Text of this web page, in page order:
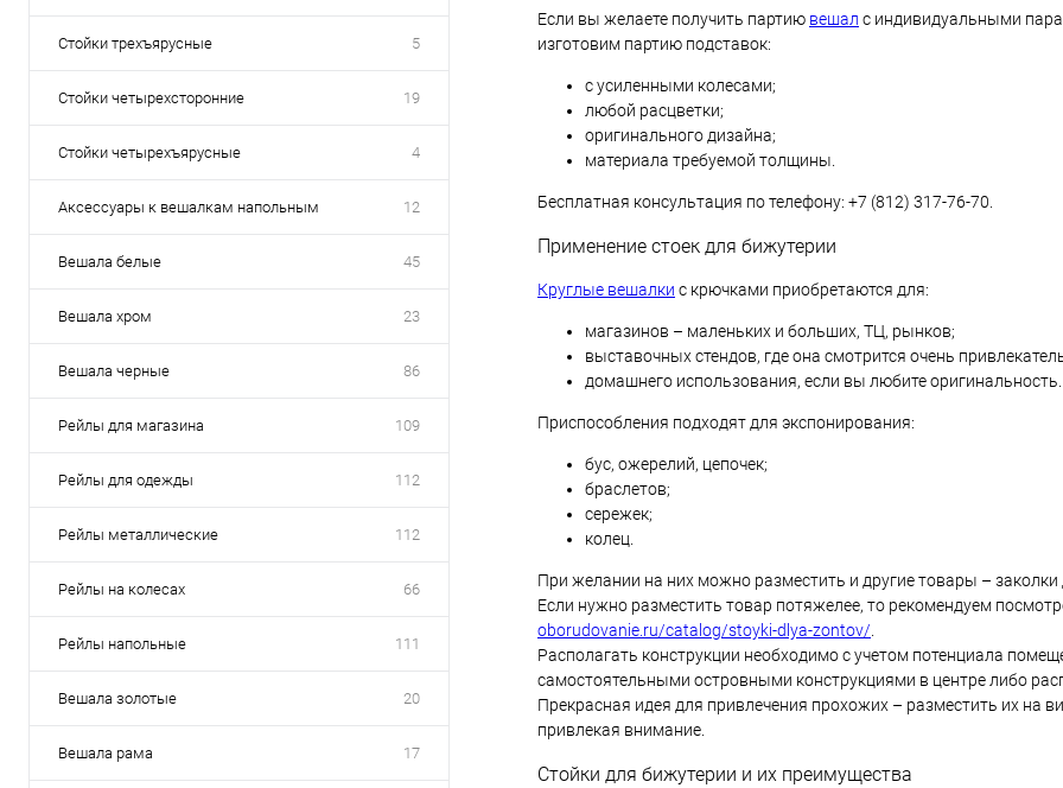
Стойки трехъярусные 5
Стойки четырехсторонние 19
Стойки четырехъярусные 4
Аксессуары к вешалкам напольным 12
Вешала белые 45
Вешала хром 23
Вешала черные 86
Рейлы для магазина 109
Рейлы для одежды 112
Рейлы металлические 112
Рейлы на колесах 66
Рейлы напольные 111
Вешала золотые 20
Вешала рама 17
Если вы желаете получить партию вешал с индивидуальными
изготовим партию подставок:
с усиленными колесами;
любой расцветки;
оригинального дизайна;
материала требуемой толщины.
Бесплатная консультация по телефону: +7 (812) 317-76-70.
Применение стоек для бижутерии
Круглые вешалки с крючками приобретаются для:
магазинов – маленьких и больших, ТЦ, рынков;
выставочных стендов, где она смотрится очень
домашнего использования, если вы любите оригинальность.
Приспособления подходят для экспонирования:
бус, ожерелий, цепочек;
браслетов;
сережек;
колец.
При желании на них можно разместить и другие товары –
Если нужно разместить товар потяжелее, то рекомендуем
oborudovanie.ru/catalog/stoyki-dlya-zontov/.
Располагать конструкции необходимо с учетом потенциала
самостоятельными островными конструкциями в центре либо
Прекрасная идея для привлечения прохожих – разместить их на
привлекая внимание.
Стойки для бижутерии и их преимущества